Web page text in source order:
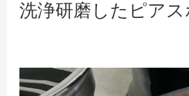
洗浄研磨したピア